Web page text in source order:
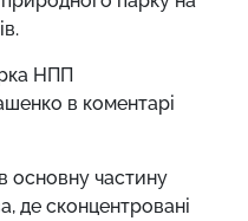
НПП
в коментарі
основну частину
де сконцентровані